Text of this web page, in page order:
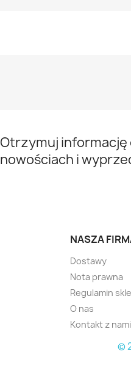
Otrzymuj informację
nowościach i
NASZA
Dostawy
Nota prawna
Regulamin
O nas
Kontakt z nami
©